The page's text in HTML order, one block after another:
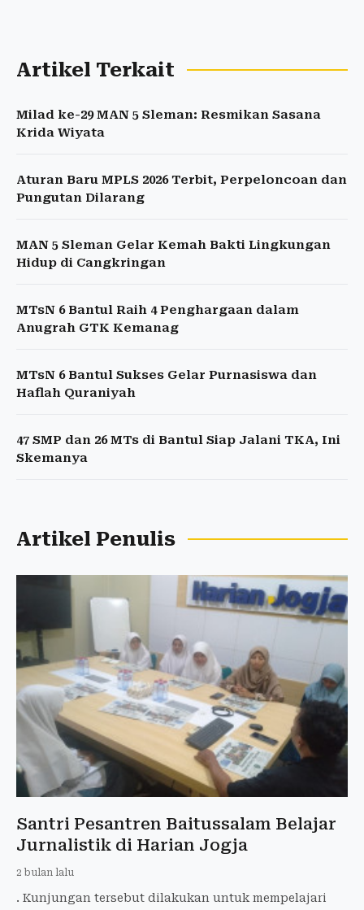
Artikel Terkait
Milad ke-29 MAN 5 Sleman: Resmikan Sasana
Krida Wiyata
Aturan Baru MPLS 2026 Terbit, Perpeloncoan dan
Pungutan Dilarang
MAN 5 Sleman Gelar Kemah Bakti Lingkungan
Hidup di Cangkringan
MTsN 6 Bantul Raih 4 Penghargaan dalam
Anugrah GTK Kemanag
MTsN 6 Bantul Sukses Gelar Purnasiswa dan
Haflah Quraniyah
47 SMP dan 26 MTs di Bantul Siap Jalani TKA, Ini
Skemanya
Artikel Penulis
Santri Pesantren Baitussalam Belajar
Jurnalistik di Harian Jogja
2 bulan lalu
. Kunjungan tersebut dilakukan untuk mempelajari